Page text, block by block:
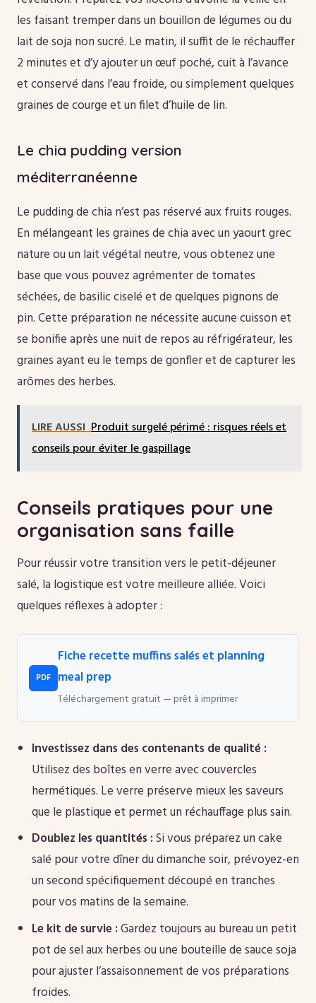
les faisant tremper dans un bouillon de légumes ou du
lait de soja non sucré. Le matin, il suffit de le réchauffer
2 minutes et d’y ajouter un œuf poché, cuit à l’avance
et conservé dans l’eau froide, ou simplement quelques
graines de courge et un filet d’huile de lin.
Le chia pudding version
méditerranéenne
Le pudding de chia n’est pas réservé aux fruits rouges.
En mélangeant les graines de chia avec un yaourt grec
nature ou un lait végétal neutre, vous obtenez une
base que vous pouvez agrémenter de tomates
séchées, de basilic ciselé et de quelques pignons de
pin. Cette préparation ne nécessite aucune cuisson et
se bonifie après une nuit de repos au réfrigérateur, les
graines ayant eu le temps de gonfler et de capturer les
arômes des herbes.
LIRE AUSSI Produit surgelé périmé : risques réels et
conseils pour éviter le gaspillage
Conseils pratiques pour une
organisation sans faille
Pour réussir votre transition vers le petit-déjeuner
salé, la logistique est votre meilleure alliée. Voici
quelques réflexes à adopter :
PDF
Fiche recette muffins salés et planning
meal prep
Téléchargement gratuit — prêt à imprimer
Investissez dans des contenants de qualité :
Utilisez des boîtes en verre avec couvercles
hermétiques. Le verre préserve mieux les saveurs
que le plastique et permet un réchauffage plus sain.
Doublez les quantités :Si vous préparez un cake
salé pour votre dîner du dimanche soir, prévoyez-en
un second spécifiquement découpé en tranches
pour vos matins de la semaine.
Le kit de survie :Gardez toujours au bureau un petit
pot de sel aux herbes ou une bouteille de sauce soja
pour ajuster l’assaisonnement de vos préparations
froides.